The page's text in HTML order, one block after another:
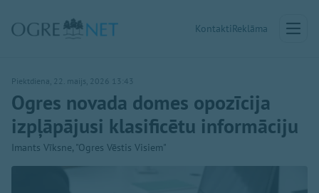
KontaktiReklāma
Piektdiena, 22. maijs, 2026 13:43
Ogres novada domes opozīcija
izpļāpājusi klasificētu informāciju
Imants Vīksne, "Ogres Vēstis Visiem"